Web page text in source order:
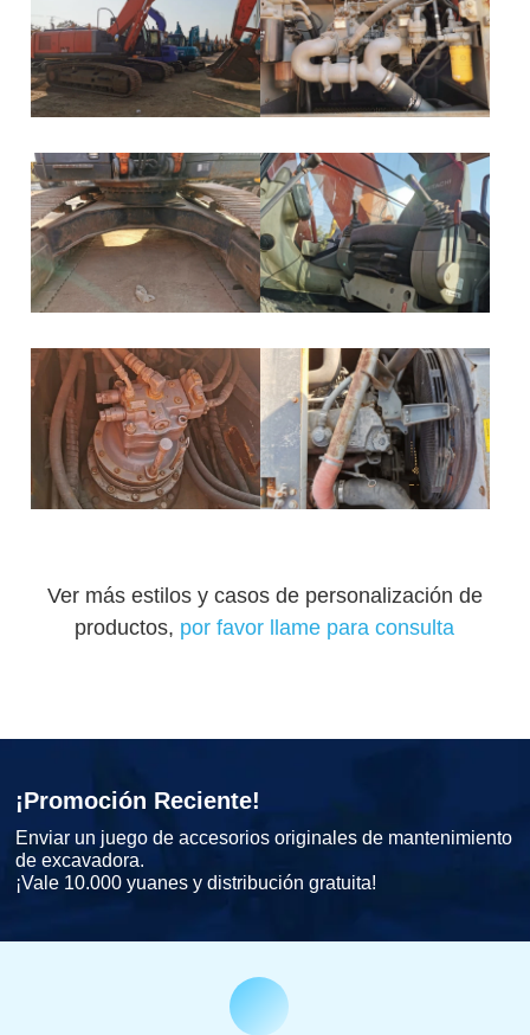
Ver más estilos y casos de personalización de
productos, por favor llame para consulta
¡Promoción Reciente!
Enviar un juego de accesorios originales de mantenimiento
de excavadora.
¡Vale 10.000 yuanes y distribución gratuita!